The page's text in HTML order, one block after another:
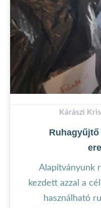
Alapítványunk
kezdett azzal a
használható
Kárászi